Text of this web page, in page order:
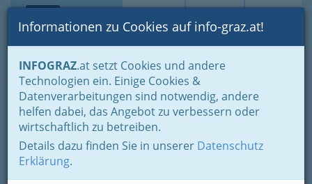
Suche Login Toggle
Informationen zu Cookies auf info-graz.at!
INFOGRAZ.at setzt Cookies und andere
Technologien ein. Einige Cookies &
Datenverarbeitungen sind notwendig, andere
helfen dabei, das Angebot zu verbessern oder
wirtschaftlich zu betreiben.
Details dazu finden Sie in unserer Datenschutz
Erklärung.
Home Branchen
Gewerbe, Handwerk, Banken
Information und Consulting
Technische Büros - Ingenieurbüros
Erdölwesen
Erdölwesen
Bezirksauswahl